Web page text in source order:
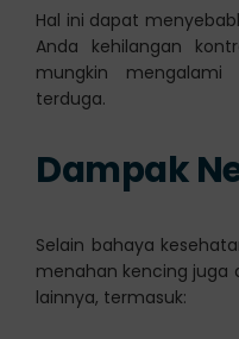
Hal ini dapat
Anda kehilangan
mungkin
terduga.
Dampak
Selain bahaya
menahan kencing juga
lainnya, termasuk: